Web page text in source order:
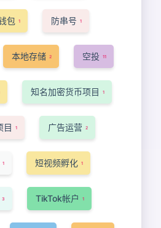
包 1 防串号 1
本地存储 2 空投 11
知名加密货币项目 1
目 1 广告运营 2
1 短视频孵化 1
3 TikTok帐户 1